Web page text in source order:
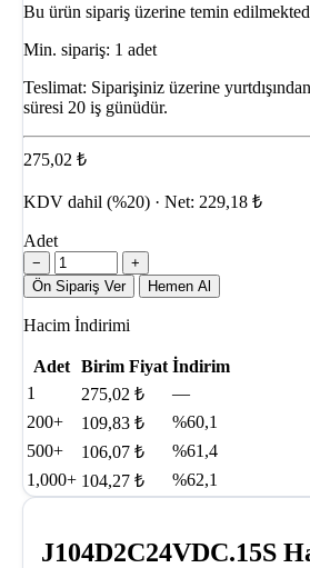
Bu ürün sipariş üzerine temin
Min. sipariş: 1 adet
Teslimat: Siparişiniz üzerine
süresi 20 iş günüdür.
275,02 ₺
KDV dahil (%20) · Net: 229,18 ₺
Adet
−
+
Ön Sipariş Ver
Hemen Al
Hacim İndirimi
Adet Birim Fiyat İndirim
1
275,02 ₺
—
200+
109,83 ₺
%60,1
500+
106,07 ₺
%61,4
1,000+ 104,27 ₺ %62,1
J104D2C24VDC.15S